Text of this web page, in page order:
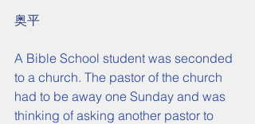
奥平
A Bible School student was seconded
to a church. The pastor of the church
had to be away one Sunday and was
thinking of asking another pastor to